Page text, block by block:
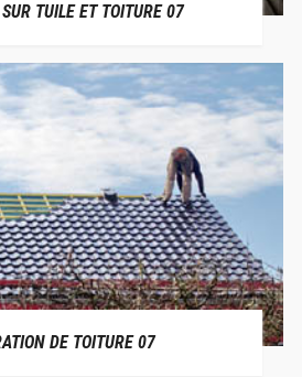
TUILE ET TOITURE 07
DE TOITURE 07